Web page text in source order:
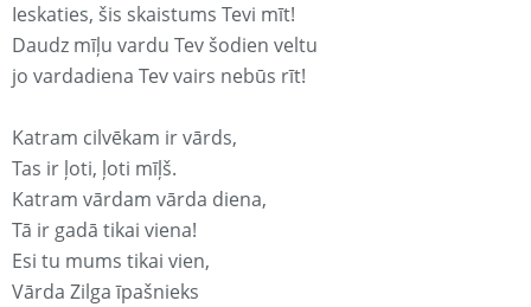
Ieskaties, šis skaistums Tevi mīt!
Daudz mīļu vardu Tev šodien veltu
jo vardadiena Tev vairs nebūs rīt!
Katram cilvēkam ir vārds,
Tas ir ļoti, ļoti mīļš.
Katram vārdam vārda diena,
Tā ir gadā tikai viena!
Esi tu mums tikai vien,
Vārda Zilga īpašnieks